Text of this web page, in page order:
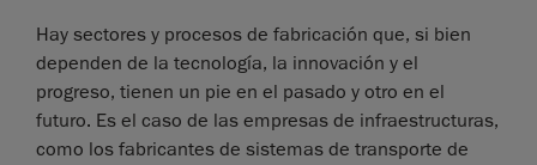
Hay sectores y procesos de fabricación que, si bien
dependen de la tecnología, la innovación y el
progreso, tienen un pie en el pasado y otro en el
futuro. Es el caso de las empresas de infraestructuras,
como los fabricantes de sistemas de transporte de